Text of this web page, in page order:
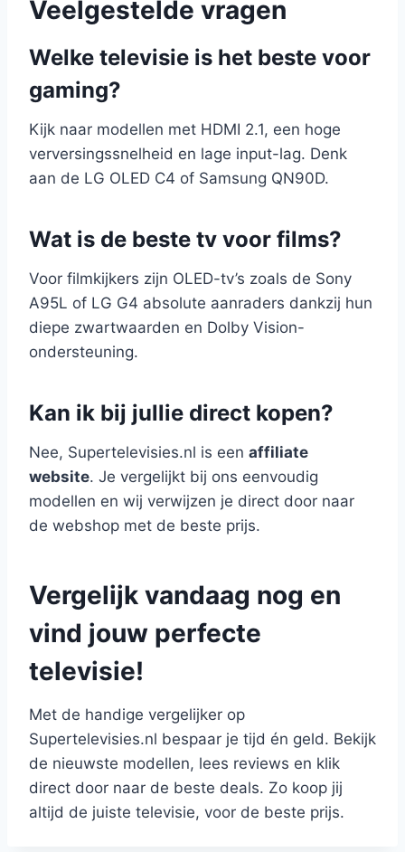
Veelgestelde vragen
Welke televisie is het beste voor
gaming?
Kijk naar modellen met HDMI 2.1, een hoge
verversingssnelheid en lage input-lag. Denk
aan de LG OLED C4 of Samsung QN90D.
Wat is de beste tv voor films?
Voor filmkijkers zijn OLED-tv’s zoals de Sony
A95L of LG G4 absolute aanraders dankzij hun
diepe zwartwaarden en Dolby Vision-
ondersteuning.
Kan ik bij jullie direct kopen?
Nee, Supertelevisies.nl is een affiliate
website. Je vergelijkt bij ons eenvoudig
modellen en wij verwijzen je direct door naar
de webshop met de beste prijs.
Vergelijk vandaag nog en
vind jouw perfecte
televisie!
Met de handige vergelijker op
Supertelevisies.nl bespaar je tijd én geld. Bekijk
de nieuwste modellen, lees reviews en klik
direct door naar de beste deals. Zo koop jij
altijd de juiste televisie, voor de beste prijs.